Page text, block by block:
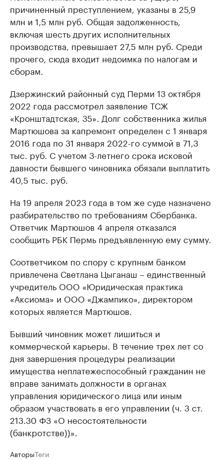
причиненный преступлением, указаны в 25,9
млн и 1,5 млн руб. Общая задолженность,
включая шесть других исполнительных
производства, превышает 27,5 млн руб. Среди
прочего, сюда входит недоимка по налогам и
сборам.
Дзержинский районный суд Перми 13 октября
2022 года рассмотрел заявление ТСЖ
«Кронштадтская, 35». Долг собственника жилья
Мартюшова за капремонт определен с 1 января
2016 года по 31 января 2022-го суммой в 71,3
тыс. руб. С учетом 3-летнего срока исковой
давности бывшего чиновника обязали выплатить
40,5 тыс. руб.
На 19 апреля 2023 года в том же суде назначено
разбирательство по требованиям Сбербанка.
Ответчик Мартюшов 4 апреля отказался
сообщить РБК Пермь предъявленную ему сумму.
Соответчиком по спору с крупным банком
привлечена Светлана Цыганаш – единственный
учредитель ООО «Юридическая практика
«Аксиома» и ООО «Джампико», директором
которых является Мартюшов.
Бывший чиновник может лишиться и
коммерческой карьеры. В течение трех лет со
дня завершения процедуры реализации
имущества неплатежеспособный гражданин не
вправе занимать должности в органах
управления юридического лица или иным
образом участвовать в его управлении (ч. 3 ст.
213.30 ФЗ «О несостоятельности
(банкротстве))».
АвторыТеги